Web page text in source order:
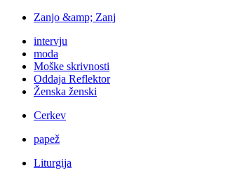
Zanjo &amp; Zanj
intervju
moda
Moške skrivnosti
Oddaja Reflektor
Ženska ženski
Cerkev
papež
Liturgija